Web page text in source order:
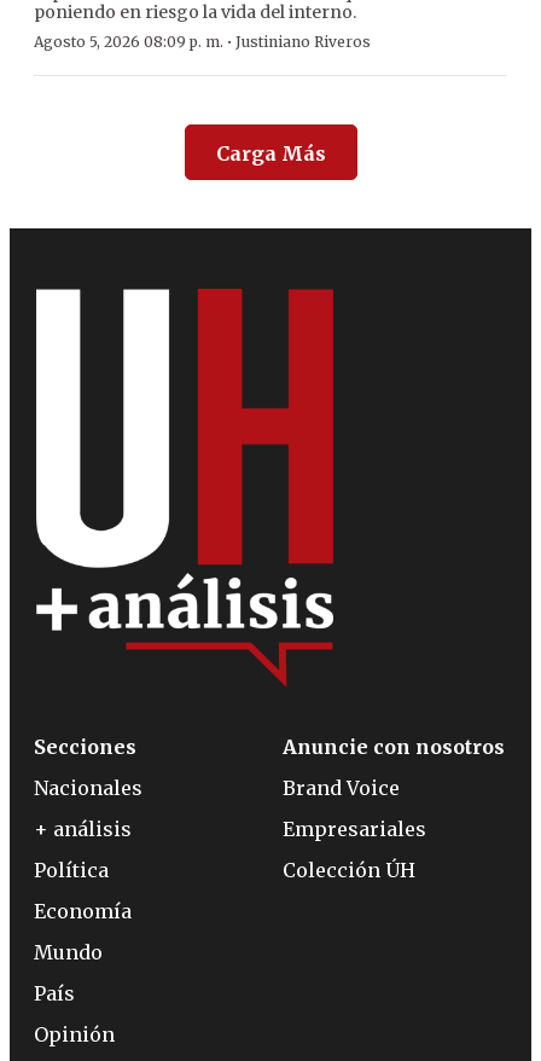
poniendo en riesgo la vida del interno.
Agosto 5, 2026 08:09 p. m. · Justiniano Riveros
Carga Más
Secciones
Nacionales
+ análisis
Política
Economía
Mundo
País
Opinión
Anuncie con nosotros
Brand Voice
Empresariales
Colección ÚH